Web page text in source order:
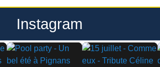
Instagram